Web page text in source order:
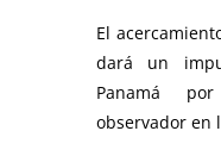
El
dará un
Panamá
observador en